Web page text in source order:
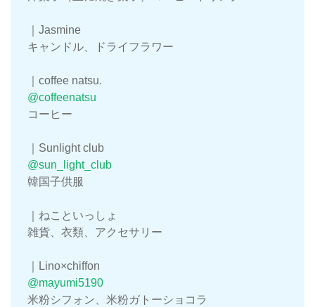
｜Jasmine
キャンドル、ドライフラワー
｜coffee natsu.
@coffeenatsu
コーヒー
｜Sunlight club
@sun_light_club
韓国子供服
｜ねこといっしょ
雑貨、衣類、アクセサリー
｜Lino×chiffon
@mayumi5190
米粉シフォン、米粉ガトーショコラ